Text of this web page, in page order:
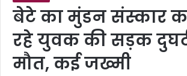
बेटे का मुंडन संस्कार
रहे युवक की सड़क
मौत, कई जख्मी